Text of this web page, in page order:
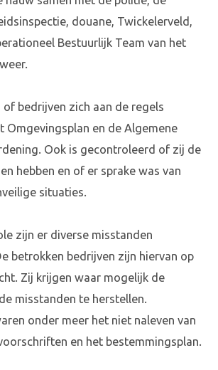
douane, Twickelerveld,
Bestuurlijk Team van het
bedrijven zich aan de regels
Omgevingsplan en de Algemene
Ook is gecontroleerd of zij de
hebben en of er sprake was van
situaties.
zijn er diverse misstanden
betrokken bedrijven zijn hiervan op
Zij krijgen waar mogelijk de
misstanden te herstellen.
onder meer het niet naleven van
en het bestemmingsplan.